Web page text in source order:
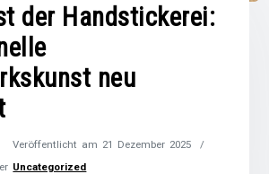
der Handstickerei:
neu
Veröffentlicht am 21 Dezember 2025
Uncategorized